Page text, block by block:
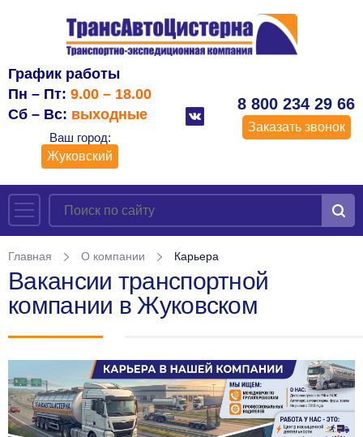
График работы
Пн – Пт: 9.00 – 18.00
Сб – Вс: выходные
Ваш город:
Жуковский
8 800 234 29 66
Заказать звонок
Главная О компании Карьера
Вакансии транспортной
компании в Жуковском